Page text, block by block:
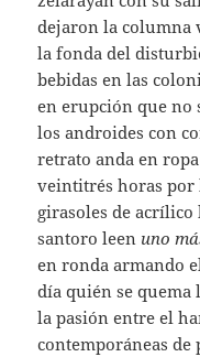
dejaron la columna
la fonda del
bebidas en las
en erupción que no
los androides con
retrato anda en
veintitrés horas por
girasoles de
santoro leen uno
en ronda armando
día quién se quema
la pasión entre el
contemporáneas de